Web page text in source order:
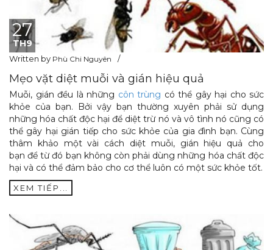
27
TH9
Written by Phù Chi Nguyên
Mẹo vặt diệt muỗi và gián hiệu quả
Muỗi, gián đều là những côn trùng có thể gây hại cho sức
khỏe của bạn. Bởi vậy bạn thường xuyên phải sử dụng
những hóa chất độc hại để diệt trừ nó và vô tình nó cũng có
thể gây hại gián tiếp cho sức khỏe của gia đình bạn. Cùng
thâm khảo một vài cách diệt muỗi, gián hiệu quả cho
bạn để từ đó bạn không còn phải dùng những hóa chất độc
hại và có thể đảm bảo cho cơ thể luôn có một sức khỏe tốt.
XEM TIẾP...